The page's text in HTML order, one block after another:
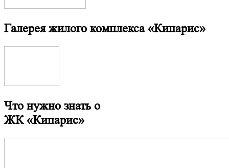
Галерея жилого комплекса«Кипарис»
Что нужно знать о
ЖК «Кипарис»